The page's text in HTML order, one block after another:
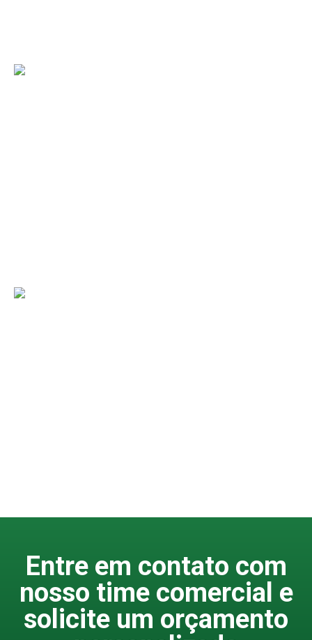
Entre em contato com
nosso time comercial e
solicite um orçamento